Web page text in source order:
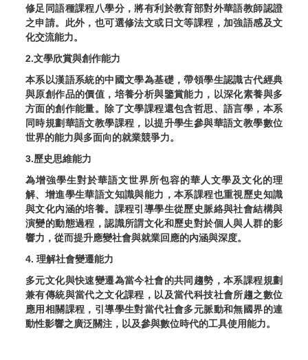
修足同語種課程八學分，將有利於教育部對外華語教師認證
之申請。此外，也可選修法文或日文等課程，加強語感及文
化交流能力。
2.文學欣賞與創作能力
本系以漢語系統的中國文學為基礎，帶領學生認識古代經典
與原創作品的價值，培養分析與鑒賞能力，以深化素養與多
方面的創作能量。除了文學課程還包含哲思、語言學，本系
同時規劃華語文教學課程，以提升學生參與華語文教學數位
世界的能力與多面向的就業競爭力。
3.歷史思維能力
為增強學生對於華語文世界所包容的華人文學及文化的理
解、增進學生華語文知識與能力，本系課程也重視歷史知識
與文化內涵的培養。課程引導學生從歷史脈絡與社會結構與
演變的動態過程，認識所謂文化和歷史對於個人與人群的影
響力，從而提升應變社會與就業回應的內涵與深度。
4. 理解社會變遷能力
多元文化與快速變遷為當今社會的共同趨勢，本系課程規劃
兼有傳統與當代之文化課程，以及當代科技社會所趨之數位
應用相關課程，引導學生對當代社會多元脈動和無國界的連
動性影響之廣泛關注，以及參與數位時代的工具使用能力。